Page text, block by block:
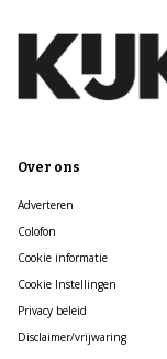
Over ons
Adverteren
Colofon
Cookie informatie
Cookie Instellingen
Privacy beleid
Disclaimer/vrijwaring